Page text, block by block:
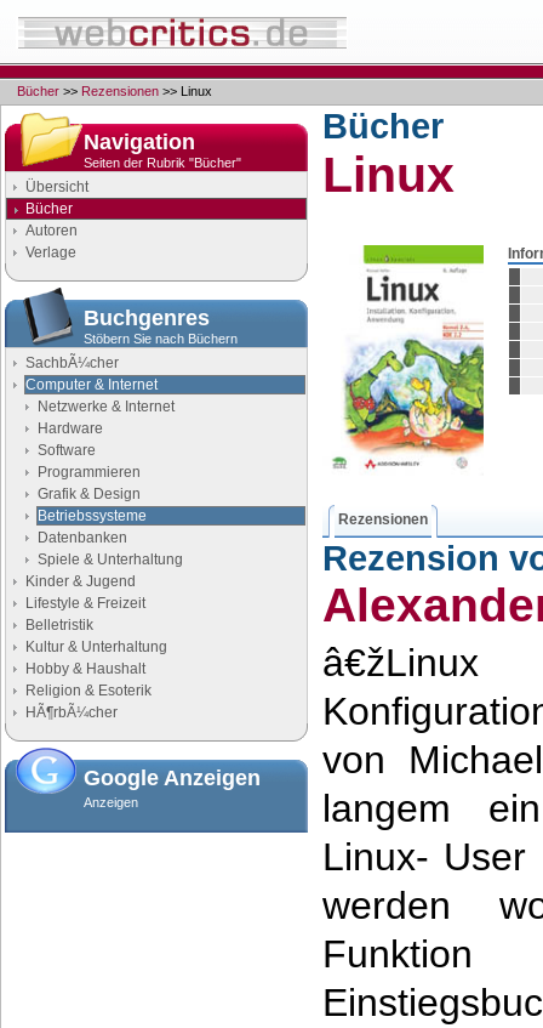
Bücher >> Rezensionen >> Linux
Navigation
Seiten der Rubrik "Bücher"
Übersicht
Bücher
Autoren
Verlage
Buchgenres
Stöbern Sie nach Büchern
SachbÃ¼cher
Computer & Internet
Netzwerke & Internet
Hardware
Software
Programmieren
Grafik & Design
Betriebssysteme
Datenbanken
Spiele & Unterhaltung
Kinder & Jugend
Lifestyle & Freizeit
Belletristik
Kultur & Unterhaltung
Hobby & Haushalt
Religion & Esoterik
HÃ¶rbÃ¼cher
Google Anzeigen
Anzeigen
Bücher
Linux
Rezensionen
Rezension
von
langem
Linux-
werden
Funktion